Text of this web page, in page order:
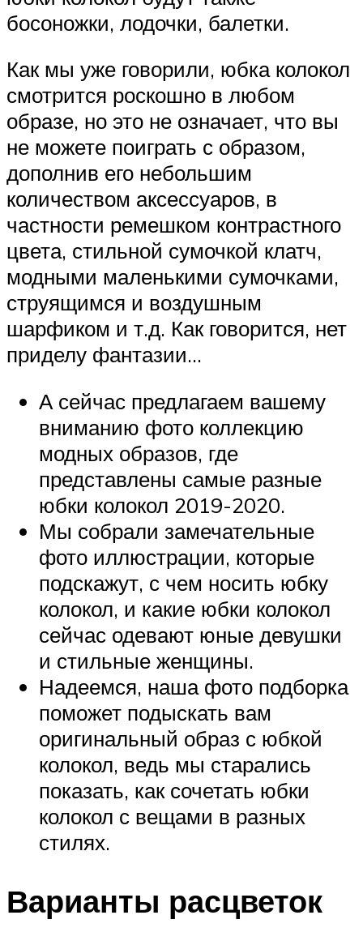
босоножки, лодочки, балетки.
Как мы уже говорили, юбка колокол
смотрится роскошно в любом
образе, но это не означает, что вы
не можете поиграть с образом,
дополнив его небольшим
количеством аксессуаров, в
частности ремешком контрастного
цвета, стильной сумочкой клатч,
модными маленькими сумочками,
струящимся и воздушным
шарфиком и т.д. Как говорится, нет
приделу фантазии…
А сейчас предлагаем вашему
вниманию фото коллекцию
модных образов, где
представлены самые разные
юбки колокол 2019-2020.
Мы собрали замечательные
фото иллюстрации, которые
подскажут, с чем носить юбку
колокол, и какие юбки колокол
сейчас одевают юные девушки
и стильные женщины.
Надеемся, наша фото подборка
поможет подыскать вам
оригинальный образ с юбкой
колокол, ведь мы старались
показать, как сочетать юбки
колокол с вещами в разных
стилях.
Варианты расцветок